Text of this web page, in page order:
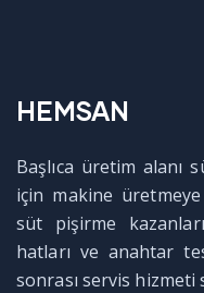
HEMSAN
Başlıca üretim alanı
için makine üretmeye
süt pişirme
hatları ve anahtar
sonrası servis hizmeti